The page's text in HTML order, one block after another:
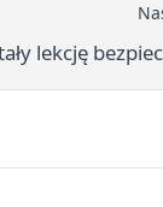
lekcję